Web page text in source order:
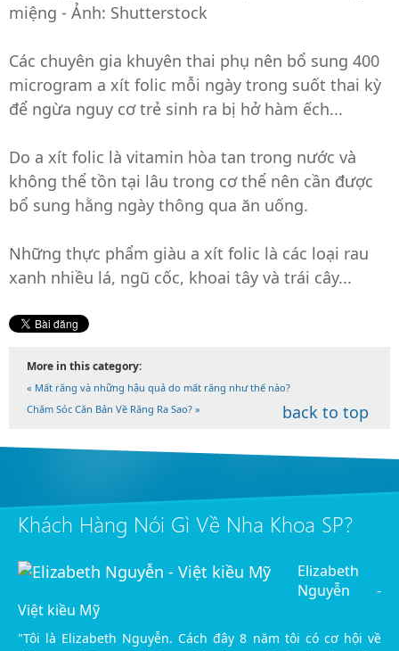
miệng - Ảnh: Shutterstock
Các chuyên gia khuyên thai phụ nên bổ sung 400
microgram a xít folic mỗi ngày trong suốt thai kỳ
để ngừa nguy cơ trẻ sinh ra bị hở hàm ếch...
Do a xít folic là vitamin hòa tan trong nước và
không thể tồn tại lâu trong cơ thể nên cần được
bổ sung hằng ngày thông qua ăn uống.
Những thực phẩm giàu a xít folic là các loại rau
xanh nhiều lá, ngũ cốc, khoai tây và trái cây...
More in this category:
« Mất răng và những hậu quả do mất răng như thế nào?
Chăm Sóc Căn Bản Về Răng Ra Sao? »
back to top
Khách Hàng Nói Gì Về Nha Khoa SP?
Elizabeth
Nguyễn -
Việt kiều Mỹ
"Tôi là Elizabeth Nguyễn. Cách đây 8 năm tôi có cơ hội về